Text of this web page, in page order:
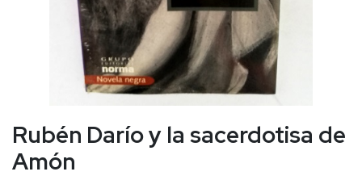
Rubén Darío y la sacerdotisa de
Amón